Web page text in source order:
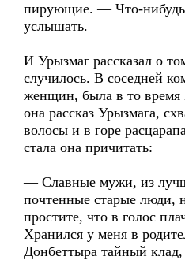
пирующие. — Что-
услышать.
И Урызмаг рассказал о
случилось. В соседней
женщин, была в то
она рассказ Урызмага,
волосы и в горе
стала она причитать:
— Славные мужи, из
почтенные старые люди,
простите, что в голос
Хранился у меня в
Донбеттыра тайный